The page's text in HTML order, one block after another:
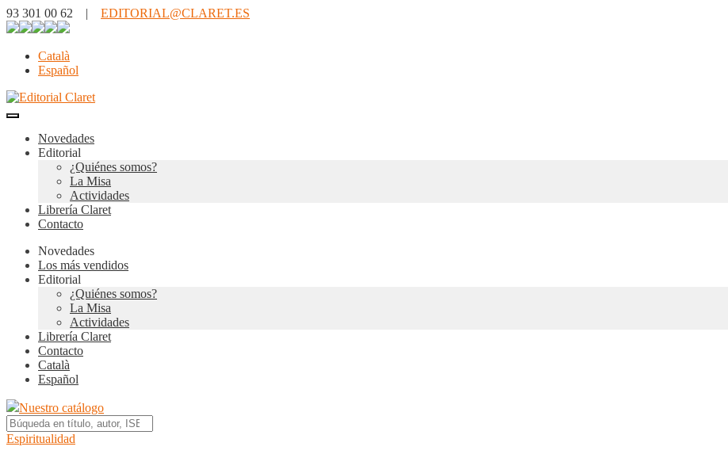
93 301 00 62 | EDITORIAL@CLARET.ES
Català
Español
Novedades
Editorial
¿Quiénes somos?
La Misa
Actividades
Librería Claret
Contacto
Novedades
Los más vendidos
Editorial
¿Quiénes somos?
La Misa
Actividades
Librería Claret
Contacto
Català
Español
Nuestro catálogo
Espiritualidad